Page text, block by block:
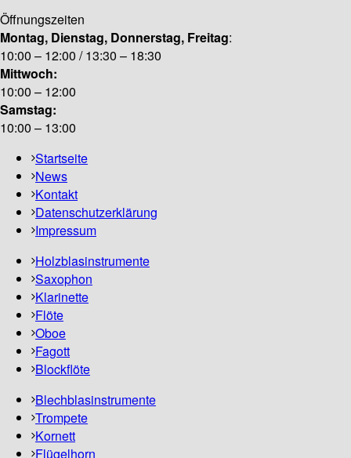
Öffnungszeiten
Montag, Dienstag, Donnerstag, Freitag:
10:00 – 12:00 / 13:30 – 18:30
Mittwoch:
10:00 – 12:00
Samstag:
10:00 – 13:00
Startseite
News
Kontakt
Datenschutzerklärung
Impressum
Holzblasinstrumente
Saxophon
Klarinette
Flöte
Oboe
Fagott
Blockflöte
Blechblasinstrumente
Trompete
Kornett
Flügelhorn